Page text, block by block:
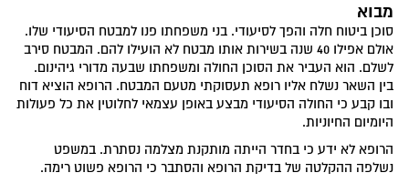
מבוא
סוכן ביטוח חלה והפך לסיעודי. בני משפחתו פנו למבטח הסיעודי שלו.
אולם אפילו 40 שנה בשירות אותו מבטח לא הועילו להם. המבטח סירב
לשלם. הוא העביר את הסוכן החולה ומשפחתו שבעה מדורי גיהינום.
בין השאר נשלח אליו רופא תעסוקתי מטעם המבטח. הרופא הוציא דוח
ובו קבע כי החולה הסיעודי מבצע באופן עצמאי לחלוטין את כל פעולות
היומיום החיוניות.
הרופא לא ידע כי בחדר הייתה מותקנת מצלמה נסתרת. במשפט
נשלפה ההקלטה של בדיקת הרופא והסתבר כי הרופא פשוט רימה.